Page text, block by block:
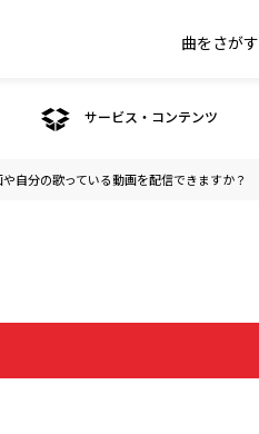
曲をさがす
サービス・コンテンツ
自分の歌っている動画を配信できますか？